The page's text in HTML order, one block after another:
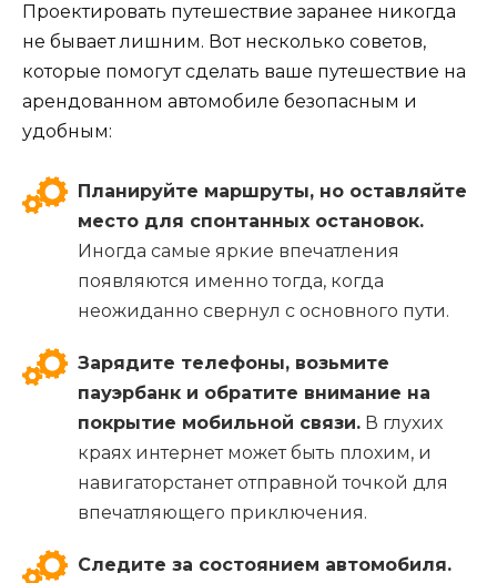
Проектировать путешествие заранее никогда
не бывает лишним. Вот несколько советов,
которые помогут сделать ваше путешествие на
арендованном автомобиле безопасным и
удобным:
Планируйте маршруты, но оставляйте
место для спонтанных остановок.
Иногда самые яркие впечатления
появляются именно тогда, когда
неожиданно свернул с основного пути.
Зарядите телефоны, возьмите
пауэрбанк и обратите внимание на
покрытие мобильной связи. В глухих
краях интернет может быть плохим, и
навигаторстанет отправной точкой для
впечатляющего приключения.
Следите за состоянием автомобиля.